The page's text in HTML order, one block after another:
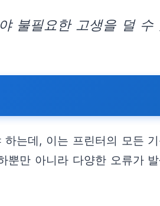
불필요한 고생을 덜 수
는데, 이는 프린터의 모든
만 아니라 다양한 오류가